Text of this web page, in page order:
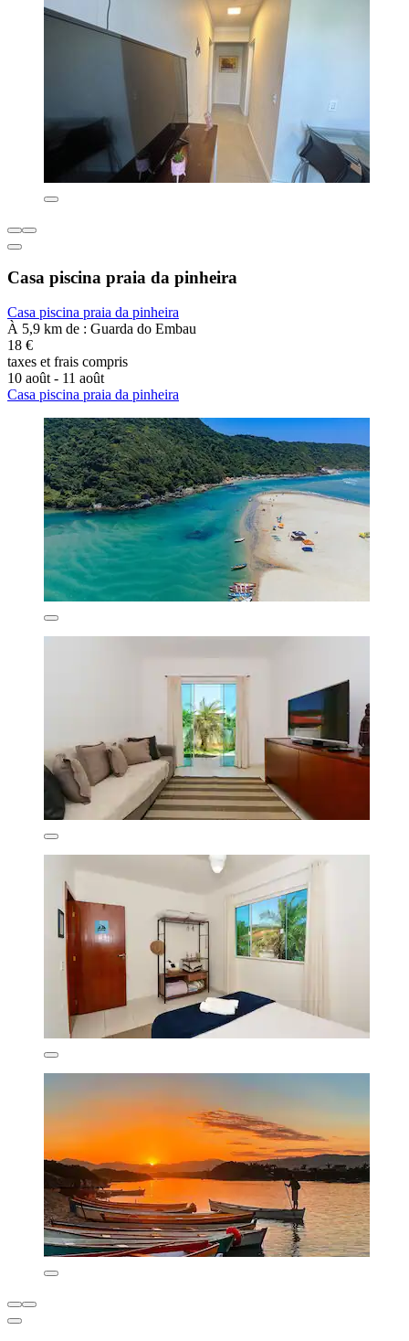
Casa piscina praia da pinheira
Casa piscina praia da pinheira
À 5,9 km de : Guarda do Embau
18 €
taxes et frais compris
10 août - 11 août
Casa piscina praia da pinheira